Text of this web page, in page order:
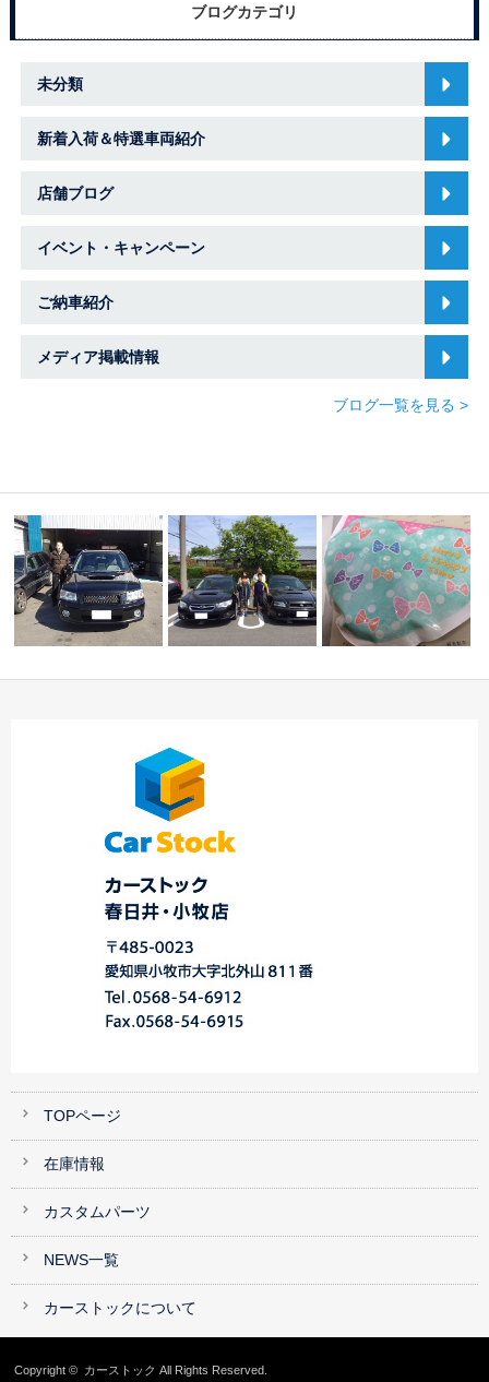
ブログカテゴリ
未分類
新着入荷＆特選車両紹介
店舗ブログ
イベント・キャンペーン
ご納車紹介
メディア掲載情報
ブログ一覧を見る >
す！！☆
TOPページ
在庫情報
カスタムパーツ
NEWS一覧
カーストックについて
Copyright © カーストック All Rights Reserved.